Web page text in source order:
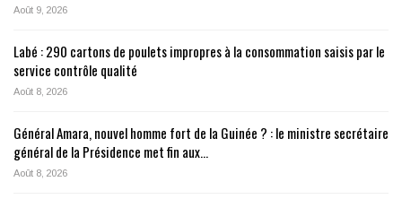
Août 9, 2026
Labé : 290 cartons de poulets impropres à la consommation saisis par le
service contrôle qualité
Août 8, 2026
Général Amara, nouvel homme fort de la Guinée ? : le ministre secrétaire
général de la Présidence met fin aux…
Août 8, 2026